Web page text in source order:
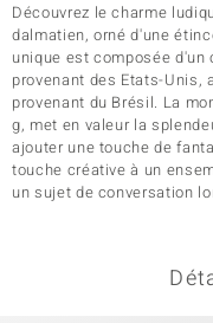
Découvrez le charme
dalmatien, orné d'une
unique est composée
provenant des Etats-Unis,
provenant du Brésil. La
g, met en valeur la
ajouter une touche de
touche créative à un
un sujet de conversation